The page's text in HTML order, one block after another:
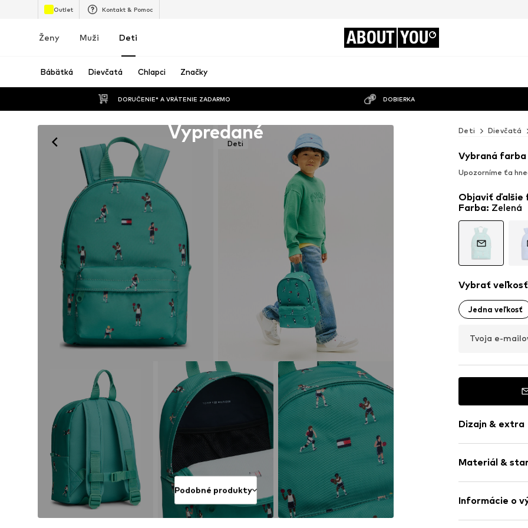
Outlet Kontakt & Pomoc
Ženy Muži Deti ABOUT YOU
Bábätká Dievčatá Chlapci Značky
DORUČENIE* A VRÁTENIE ZADARMO DOBIERKA
Deti
Vypredané
Podobné produkty
Deti Dievčatá
Vybraná
Upozorníme ťa
Objaviť ďalšie
Farba: Zelená
Vybrať veľkosť
Jedna veľkosť
Tvoja e-
Dizajn & extra
Priestranný
Vrecko na
Nastaviteľný
Materiál &
Informácie o